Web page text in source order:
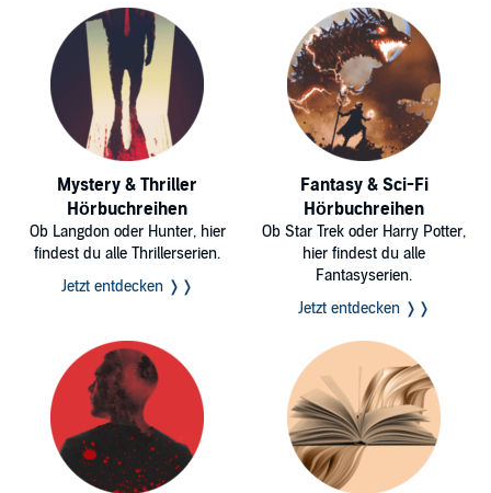
Mystery & Thriller
Hörbuchreihen
Ob Langdon oder Hunter, hier
findest du alle Thrillerserien.
Jetzt entdecken ❭❭
Fantasy & Sci-Fi
Hörbuchreihen
Ob Star Trek oder Harry Potter,
hier findest du alle
Fantasyserien.
Jetzt entdecken ❭❭